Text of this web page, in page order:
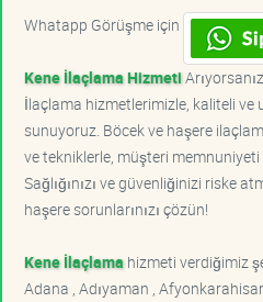
Whatapp Görüşme için
Kene İlaçlama Hizmeti
İlaçlama hizmetlerimizle, kaliteli ve
sunuyoruz. Böcek ve haşere
ve tekniklerle, müşteri
Sağlığınızı ve güvenliğinizi riske
haşere sorunlarınızı çözün!
Kene İlaçlama hizmeti verdiğimiz
Adana , Adıyaman , Afyonkarahisar